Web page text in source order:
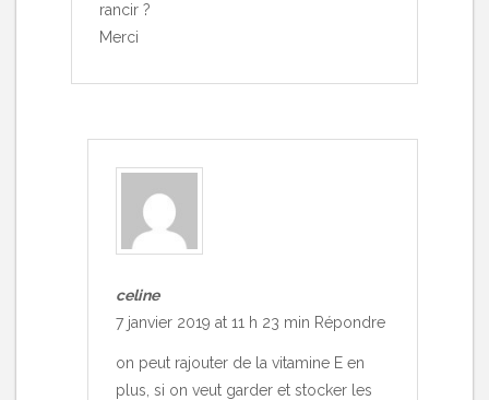
rancir ?
Merci
celine
7 janvier 2019 at 11 h 23 min Répondre
on peut rajouter de la vitamine E en
plus, si on veut garder et stocker les